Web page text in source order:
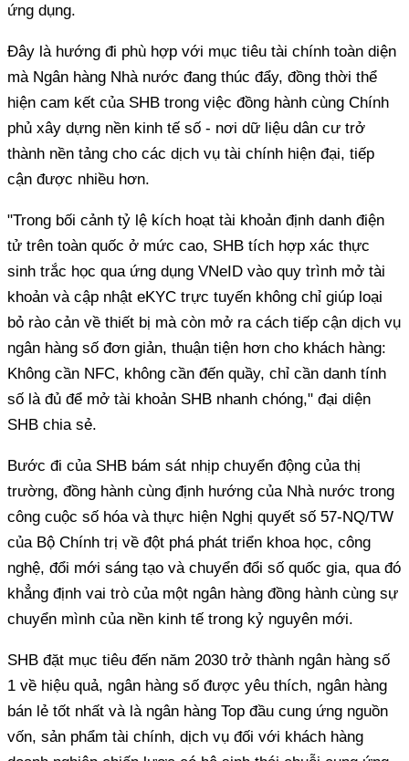
ứng dụng.
Đây là hướng đi phù hợp với mục tiêu tài chính toàn diện
mà Ngân hàng Nhà nước đang thúc đẩy, đồng thời thể
hiện cam kết của SHB trong việc đồng hành cùng Chính
phủ xây dựng nền kinh tế số - nơi dữ liệu dân cư trở
thành nền tảng cho các dịch vụ tài chính hiện đại, tiếp
cận được nhiều hơn.
"Trong bối cảnh tỷ lệ kích hoạt tài khoản định danh điện
tử trên toàn quốc ở mức cao, SHB tích hợp xác thực
sinh trắc học qua ứng dụng VNeID vào quy trình mở tài
khoản và cập nhật eKYC trực tuyến không chỉ giúp loại
bỏ rào cản về thiết bị mà còn mở ra cách tiếp cận dịch vụ
ngân hàng số đơn giản, thuận tiện hơn cho khách hàng:
Không cần NFC, không cần đến quầy, chỉ cần danh tính
số là đủ để mở tài khoản SHB nhanh chóng," đại diện
SHB chia sẻ.
Bước đi của SHB bám sát nhịp chuyển động của thị
trường, đồng hành cùng định hướng của Nhà nước trong
công cuộc số hóa và thực hiện Nghị quyết số 57-NQ/TW
của Bộ Chính trị về đột phá phát triển khoa học, công
nghệ, đổi mới sáng tạo và chuyển đổi số quốc gia, qua đó
khẳng định vai trò của một ngân hàng đồng hành cùng sự
chuyển mình của nền kinh tế trong kỷ nguyên mới.
SHB đặt mục tiêu đến năm 2030 trở thành ngân hàng số
1 về hiệu quả, ngân hàng số được yêu thích, ngân hàng
bán lẻ tốt nhất và là ngân hàng Top đầu cung ứng nguồn
vốn, sản phẩm tài chính, dịch vụ đối với khách hàng